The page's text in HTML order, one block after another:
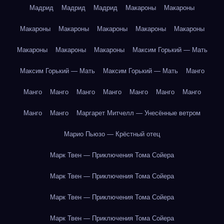
Мадрид Мадрид Мадрид Макароны Макароны
Макароны Макароны Макароны Макароны Макароны
Макароны Макароны Макароны Максим Горький — Мать
Максим Горький — Мать Максим Горький — Мать Манго
Манго Манго Манго Манго Манго Манго Манго
Манго Манго Маргарет Митчелл — Унесённые ветром
Марио Пьюзо — Крёстный отец
Марк Твен — Приключения Тома Сойера
Марк Твен — Приключения Тома Сойера
Марк Твен — Приключения Тома Сойера
Марк Твен — Приключения Тома Сойера